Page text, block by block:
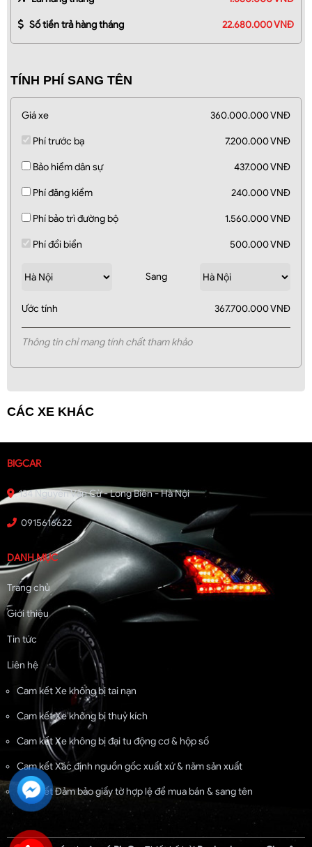
Số tiền trả hàng tháng 22.680.000 VNĐ
TÍNH PHÍ SANG TÊN
Giá xe 360.000.000 VNĐ
Phí trước bạ 7.200.000 VNĐ
Bảo hiểm dân sự 437.000 VNĐ
Phí đăng kiểm 240.000 VNĐ
Phí bảo trì đường bộ 1.560.000 VNĐ
Phí đổi biển 500.000 VNĐ
Sang
Ước tính 367.700.000 VNĐ
Thông tin chỉ mang tính chất tham khảo
CÁC XE KHÁC
BIGCAR
134 Nguyễn Văn Cừ - Long Biên - Hà Nội
0915616622
DANH MỤC
Trang chủ
Giới thiệu
Tin tức
Liên hệ
Cam kết Xe không bị tai nạn
Cam kết Xe không bị thuỷ kích
Cam kết Xe không bị đại tu động cơ & hộp số
Cam kết Xác định nguồn gốc xuất xứ & năm sản xuất
Cam kết Đảm bảo giấy tờ hợp lệ để mua bán & sang tên